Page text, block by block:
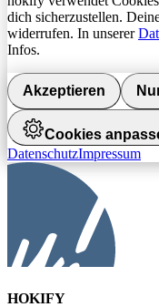
dich sicherzustellen.
widerrufen. In unserer
Infos.
Akzeptieren
Cookies
DatenschutzImpressum
HOKIFY